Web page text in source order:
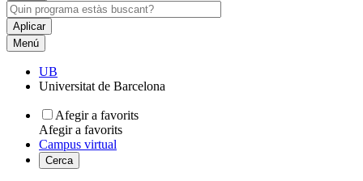
Menú
UB
Universitat de Barcelona
Afegir a favorits
Afegir a favorits
Campus virtual
Cerca